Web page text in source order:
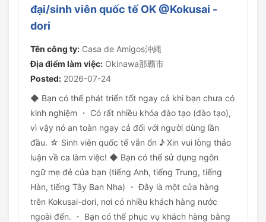
đại/sinh viên quốc tế OK @Kokusai -
dori
Tên công ty: Casa de Amigos沖縄
Địa điểm làm việc: Okinawa那覇市
Posted: 2026-07-24
◆ Bạn có thể phát triển tốt ngay cả khi bạn chưa có
kinh nghiệm ・ Có rất nhiều khóa đào tạo (đào tạo),
vì vậy nó an toàn ngay cả đối với người dùng lần
đầu. ☆ Sinh viên quốc tế vẫn ổn ♪ Xin vui lòng thảo
luận về ca làm việc! ◆ Bạn có thể sử dụng ngôn
ngữ mẹ đẻ của bạn (tiếng Anh, tiếng Trung, tiếng
Hàn, tiếng Tây Ban Nha) ・ Đây là một cửa hàng
trên Kokusai-dori, nơi có nhiều khách hàng nước
ngoài đến. ・ Bạn có thể phục vụ khách hàng bằng